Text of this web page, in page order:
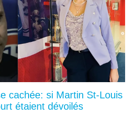
cachée: si Martin St-Louis
étaient dévoilés